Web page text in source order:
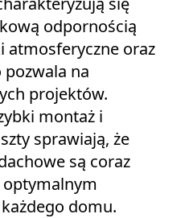
odpornością
atmosferyczne oraz
pozwala na
projektów.
montaż i
sprawiają, że
są coraz
domu.